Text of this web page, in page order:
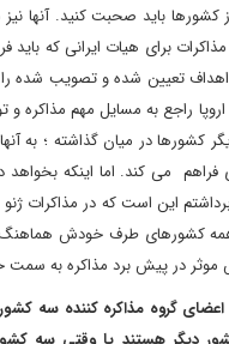
کشورها باید صحبت کنید. آنها
برای هیات ایرانی که
اهداف تعیین شده و تصویب
راجع به مسایل مهم مذاکره
در میان گذاشته ؛ به
فراهم می کند. اما اینکه
این است که در مذاکرات
کشورهای طرف خودش هماهنگ
موثر در پیش برد مذاکره به
اعضای گروه مذاکره کننده سه